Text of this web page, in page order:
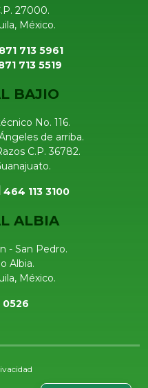
27000.
México.
871 713 5961
713 5519
BAJIO
No. 116.
de arriba.
C.P. 36782.
464 113 3100
ALBIA
- San Pedro.
Albia.
México.
0526